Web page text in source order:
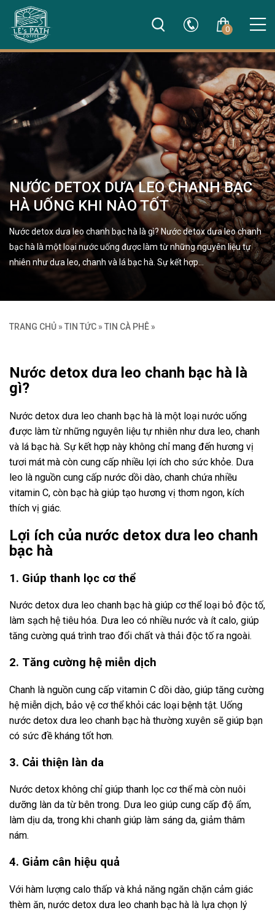
0
NƯỚC DETOX DƯA LEO CHANH BẠC
HÀ UỐNG KHI NÀO TỐT
Nước detox dưa leo chanh bạc hà là gì? Nước detox dưa leo chanh
bạc hà là một loại nước uống được làm từ những nguyên liệu tự
nhiên như dưa leo, chanh và lá bạc hà. Sự kết hợp…
TRANG CHỦ » TIN TỨC » TIN CÀ PHÊ »
Nước detox dưa leo chanh bạc hà là
gì?
Nước detox dưa leo chanh bạc hà là một loại nước uống
được làm từ những nguyên liệu tự nhiên như dưa leo, chanh
và lá bạc hà. Sự kết hợp này không chỉ mang đến hương vị
tươi mát mà còn cung cấp nhiều lợi ích cho sức khỏe. Dưa
leo là nguồn cung cấp nước dồi dào, chanh chứa nhiều
vitamin C, còn bạc hà giúp tạo hương vị thơm ngon, kích
thích vị giác.
Lợi ích của nước detox dưa leo chanh
bạc hà
1. Giúp thanh lọc cơ thể
Nước detox dưa leo chanh bạc hà giúp cơ thể loại bỏ độc tố,
làm sạch hệ tiêu hóa. Dưa leo có nhiều nước và ít calo, giúp
tăng cường quá trình trao đổi chất và thải độc tố ra ngoài.
2. Tăng cường hệ miễn dịch
Chanh là nguồn cung cấp vitamin C dồi dào, giúp tăng cường
hệ miễn dịch, bảo vệ cơ thể khỏi các loại bệnh tật. Uống
nước detox dưa leo chanh bạc hà thường xuyên sẽ giúp bạn
có sức đề kháng tốt hơn.
3. Cải thiện làn da
Nước detox không chỉ giúp thanh lọc cơ thể mà còn nuôi
dưỡng làn da từ bên trong. Dưa leo giúp cung cấp độ ẩm,
làm dịu da, trong khi chanh giúp làm sáng da, giảm thâm
nám.
4. Giảm cân hiệu quả
Với hàm lượng calo thấp và khả năng ngăn chặn cảm giác
thèm ăn, nước detox dưa leo chanh bạc hà là lựa chọn lý